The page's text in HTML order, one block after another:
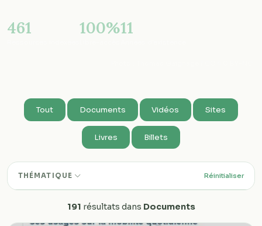
461 100%11
Tout Documents Vidéos Sites
Livres Billets
THÉMATIQUE Réinitialiser
191 résultats dans Documents